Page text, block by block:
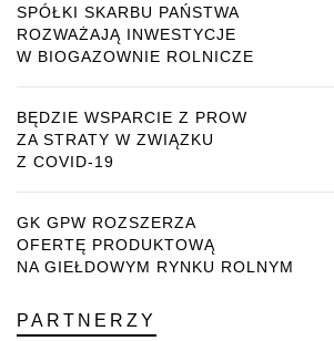
SPÓŁKI SKARBU PAŃSTWA
ROZWAŻAJĄ INWESTYCJE
W BIOGAZOWNIE ROLNICZE
BĘDZIE WSPARCIE Z PROW
ZA STRATY W ZWIĄZKU
Z COVID-19
GK GPW ROZSZERZA
OFERTĘ PRODUKTOWĄ
NA GIEŁDOWYM RYNKU ROLNYM
PARTNERZY